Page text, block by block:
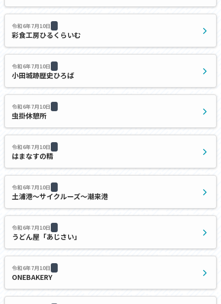
令和6年7月10日
彩食工房ひるくらいむ
令和6年7月10日
小田城跡歴史ひろば
令和6年7月10日
虫掛休憩所
令和6年7月10日
はまなすの精
令和6年7月10日
土浦港〜サイクルーズ〜潮来港
令和6年7月10日
うどん屋「あじさい」
令和6年7月10日
ONEBAKERY